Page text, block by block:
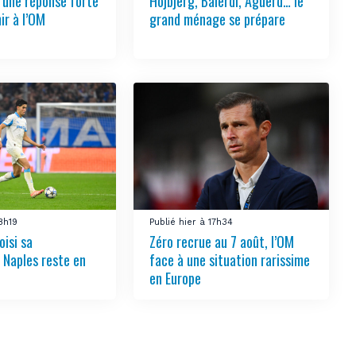
à l’OM
grand ménage se prépare
sa
reste en
Publié hier à 17h34
Zéro recrue au 7 août, l’OM
face à une situation rarissime
en Europe